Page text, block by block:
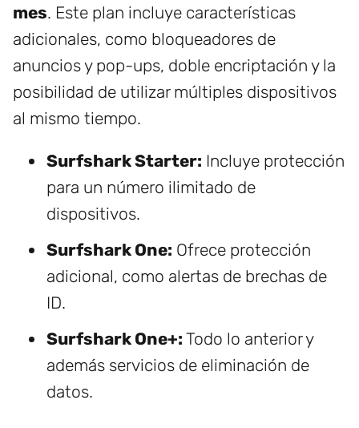
mes. Este plan incluye características
adicionales, como bloqueadores de
anuncios y pop-ups, doble encriptación y la
posibilidad de utilizar múltiples dispositivos
al mismo tiempo.
Surfshark Starter: Incluye protección
para un número ilimitado de
dispositivos.
Surfshark One: Ofrece protección
adicional, como alertas de brechas de
ID.
Surfshark One+: Todo lo anterior y
además servicios de eliminación de
datos.